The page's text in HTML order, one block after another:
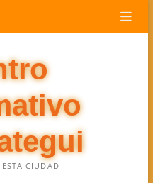
CIUDAD